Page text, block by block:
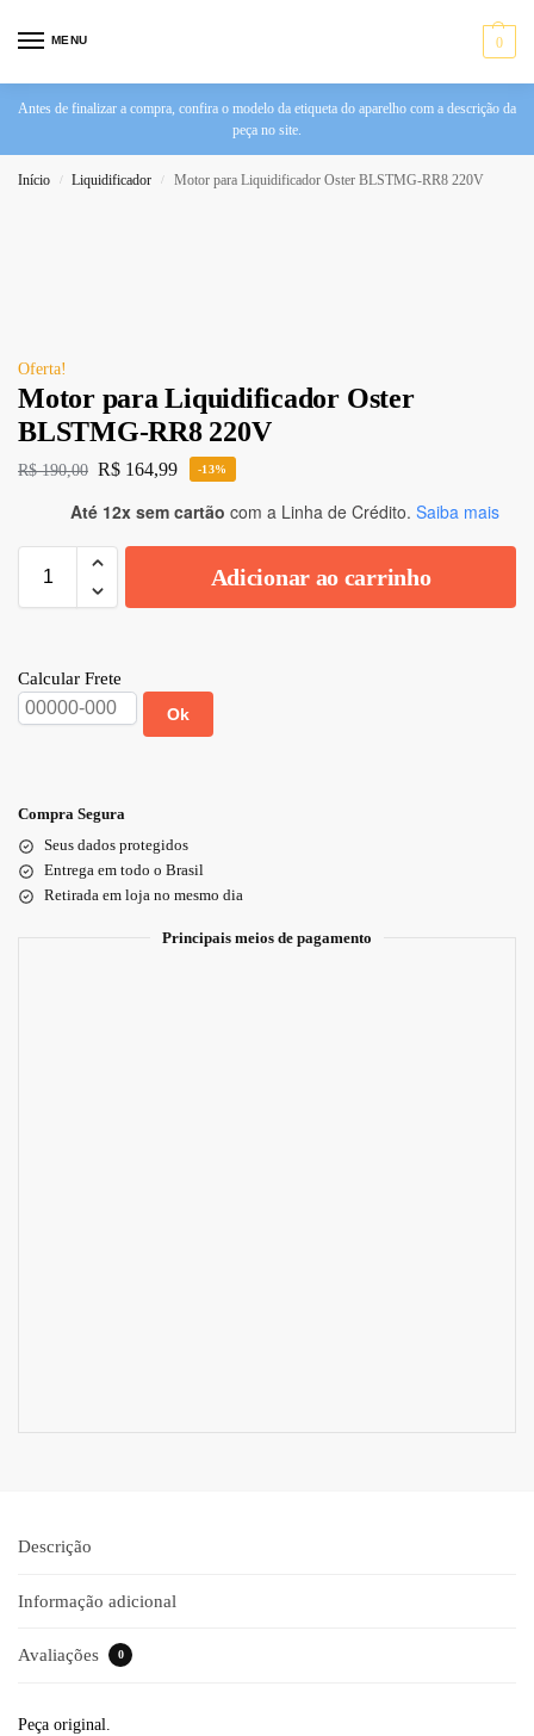
MENU 0
Antes de finalizar a compra, confira o modelo da etiqueta do aparelho com a descrição da
peça no site.
Início / Liquidificador / Motor para Liquidificador Oster BLSTMG-RR8 220V
Oferta!
Motor para Liquidificador Oster
BLSTMG-RR8 220V
R$190,00 R$ 164,99 -13%
Até 12x sem cartão com a Linha de Crédito. Saiba mais
Adicionar ao carrinho
Calcular Frete
Ok
Compra Segura
Seus dados protegidos
Entrega em todo o Brasil
Retirada em loja no mesmo dia
Principais meios de pagamento
Descrição
Informação adicional
Avaliações 0
Peça original.